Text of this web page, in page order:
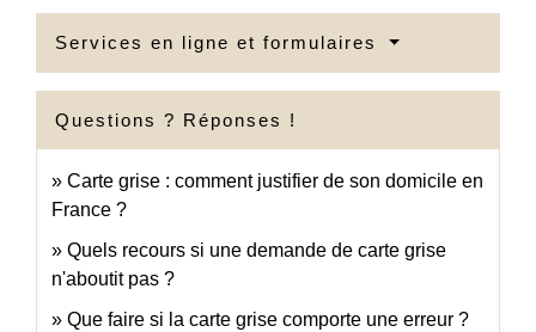
Services en ligne et formulaires
Questions ? Réponses !
Carte grise : comment justifier de son domicile en
France ?
Quels recours si une demande de carte grise
n'aboutit pas ?
Que faire si la carte grise comporte une erreur ?